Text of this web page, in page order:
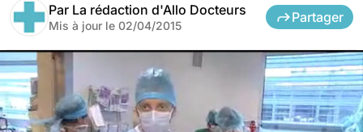
Par La rédaction d'Allo Docteurs
Mis à jour le 02/04/2015
Partager